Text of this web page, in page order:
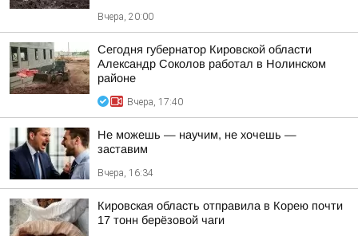
Вчера, 20:00
Сегодня губернатор Кировской области
Александр Соколов работал в Нолинском
районе
Вчера, 17:40
Не можешь — научим, не хочешь —
заставим
Вчера, 16:34
Кировская область отправила в Корею почти
17 тонн берёзовой чаги